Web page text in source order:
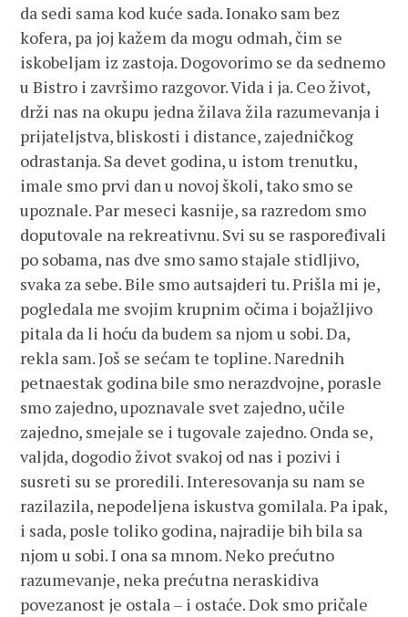
da sedi sama kod kuće sada. Ionako sam bez
kofera, pa joj kažem da mogu odmah, čim se
iskobeljam iz zastoja. Dogovorimo se da sednemo
u Bistro i završimo razgovor. Vida i ja. Ceo život,
drži nas na okupu jedna žilava žila razumevanja i
prijateljstva, bliskosti i distance, zajedničkog
odrastanja. Sa devet godina, u istom trenutku,
imale smo prvi dan u novoj školi, tako smo se
upoznale. Par meseci kasnije, sa razredom smo
doputovale na rekreativnu. Svi su se raspoređivali
po sobama, nas dve smo samo stajale stidljivo,
svaka za sebe. Bile smo autsajderi tu. Prišla mi je,
pogledala me svojim krupnim očima i bojažljivo
pitala da li hoću da budem sa njom u sobi. Da,
rekla sam. Još se sećam te topline. Narednih
petnaestak godina bile smo nerazdvojne, porasle
smo zajedno, upoznavale svet zajedno, učile
zajedno, smejale se i tugovale zajedno. Onda se,
valjda, dogodio život svakoj od nas i pozivi i
susreti su se proredili. Interesovanja su nam se
razilazila, nepodeljena iskustva gomilala. Pa ipak,
i sada, posle toliko godina, najradije bih bila sa
njom u sobi. I ona sa mnom. Neko prećutno
razumevanje, neka prećutna neraskidiva
povezanost je ostala – i ostaće. Dok smo pričale